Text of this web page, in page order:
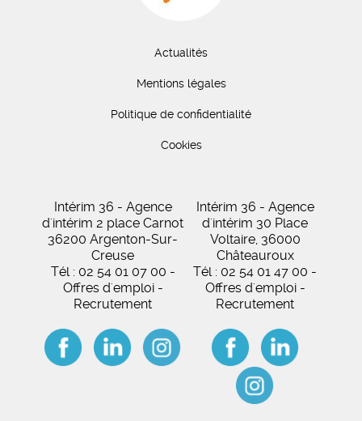
Actualités
Mentions légales
Politique de confidentialité
Cookies
Intérim 36 - Agence
d'intérim 2 place Carnot
36200 Argenton-Sur-
Creuse
Tél : 02 54 01 07 00 -
Offres d'emploi -
Recrutement
Intérim 36 - Agence
d'intérim 30 Place
Voltaire, 36000
Châteauroux
Tél : 02 54 01 47 00 -
Offres d'emploi -
Recrutement